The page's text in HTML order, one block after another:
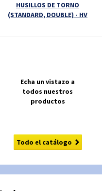
HUSILLOS DE TORNO
(STANDARD, DOUBLE) - HV
Echa un vistazo a
todos nuestros
productos
Todo el catálogo